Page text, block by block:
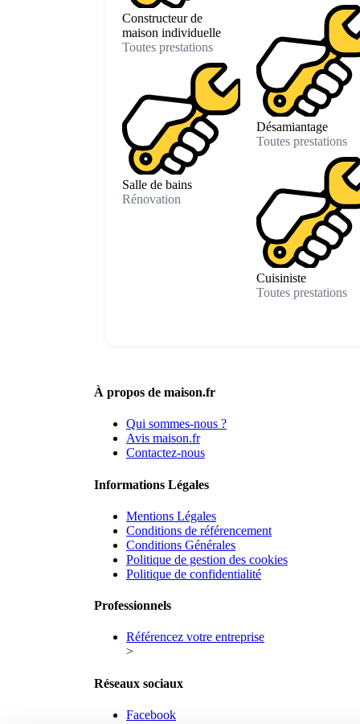
Constructeur de
maison individuelle
Toutes prestations
Salle de bains
Rénovation
Désamiantage
Toutes prestations
Cuisiniste
Toutes prestations
À propos de maison.fr
Qui sommes-nous ?
Avis maison.fr
Contactez-nous
Informations Légales
Mentions Légales
Conditions de référencement
Conditions Générales
Politique de gestion des cookies
Politique de confidentialité
Professionnels
Référencez votre entreprise
>
Réseaux sociaux
Facebook